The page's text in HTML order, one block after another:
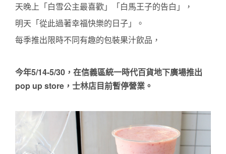
天晚上「白雪公主最喜歡」「白馬王子的告白」，
明天「從此過著幸福快樂的日子」。
每季推出限時不同有趣的包裝果汁飲品，
今年5/14-5/30，在信義區統一時代百貨地下廣場推出
pop up store， 士林店目前暫停營業。